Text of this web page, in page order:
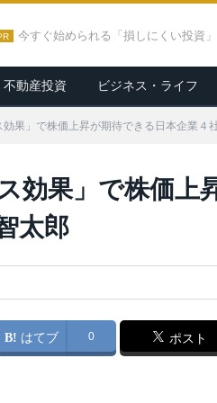
今すぐ始められる「損しにくい投資」
不動産投資 ビジネス・ライフ
果」で株価上昇が期待できる日本企業４
効果」で株価上
太郎
はてブ 0 ポスト